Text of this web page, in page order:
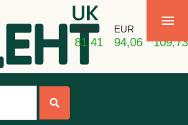
USD
81,41
EUR
94,06 109,73